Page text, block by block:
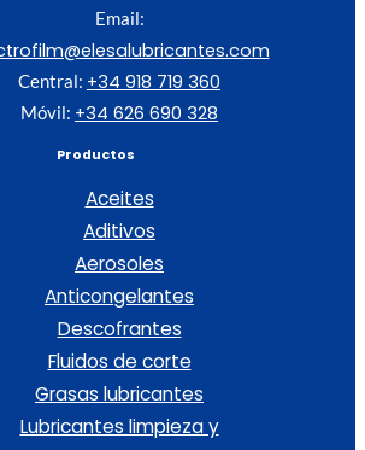
Email:
Central: +34 918 719 360
Móvil: +34 626 690 328
Productos
Aceites
Aditivos
Aerosoles
Anticongelantes
Descofrantes
Fluidos de corte
Grasas lubricantes
Lubricantes limpieza y